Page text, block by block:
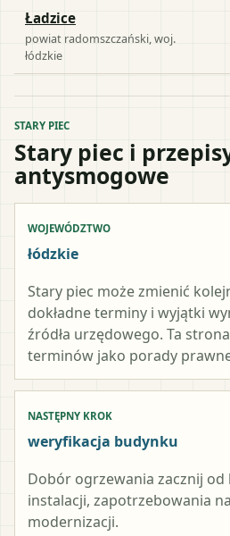
Ładzice
powiat radomszczański , woj.
łódzkie
STARY PIEC
Stary piec i
antysmogowe
WOJEWÓDZTWO
łódzkie
Stary piec może zmienić
dokładne terminy i wyjątki
źródła urzędowego. Ta
terminów jako porady
NASTĘPNY KROK
weryfikacja budynku
Dobór ogrzewania zacznij od
instalacji, zapotrzebowania
modernizacji.